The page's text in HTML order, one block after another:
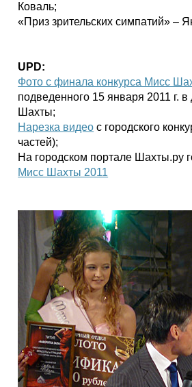
Коваль;
«Приз зрительских симпатий» –
UPD:
Фото с финала конкурса Мисс
подведенного 15 января 2011 г. в
Шахты;
Нарезка видео с городского
частей);
На городском портале Шахты.ру
Мисс Шахты 2011